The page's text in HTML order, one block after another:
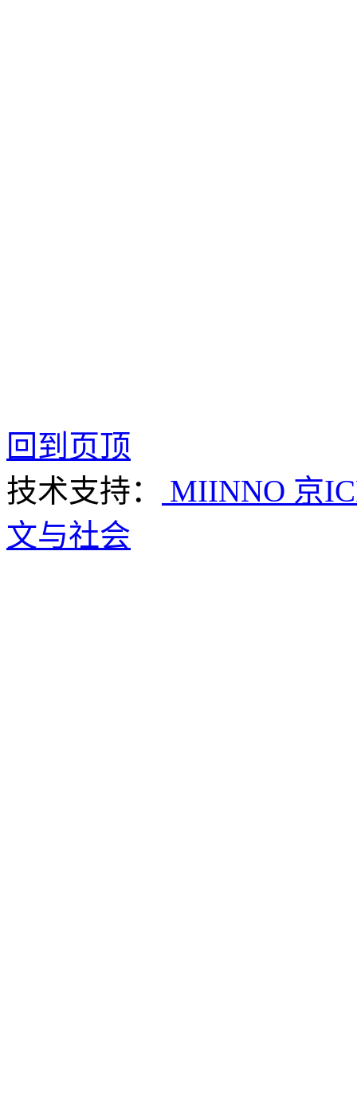
回到页顶
技术支持：
MIINNO 京
文与社会